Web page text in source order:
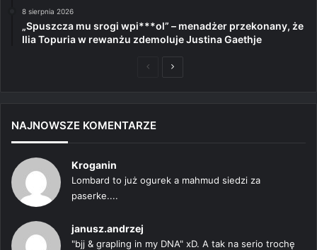
8 sierpnia 2026
„Spuszcza mu srogi wpi***ol” – menadżer przekonany, że
Ilia Topuria w rewanżu zdemoluje Justina Gaethje
PoprzedniaNastępna
NAJNOWSZE KOMENTARZE
Kroganin
Lombard to już ogurek a mahmud siedzi za
paserke....
janusz.andrzej
"bjj & grapling in my DNA" xD. A tak na serio trochę